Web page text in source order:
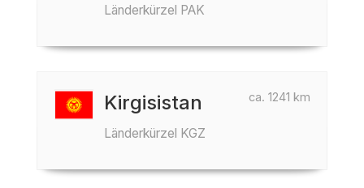
Länderkürzel PAK
ca. 1241 km
Kirgisistan
Länderkürzel KGZ